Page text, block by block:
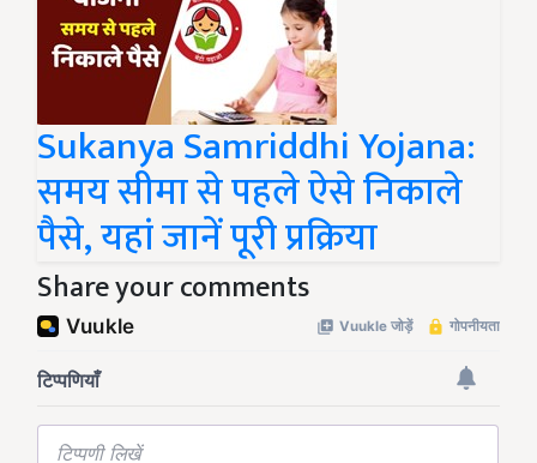
Sukanya Samriddhi Yojana:
समय सीमा से पहले ऐसे निकाले
पैसे, यहां जानें पूरी प्रक्रिया
Share your comments